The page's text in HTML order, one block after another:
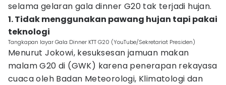
selama gelaran gala dinner G20 tak terjadi hujan.
1. Tidak menggunakan pawang hujan tapi pakai
teknologi
Tangkapan layar Gala Dinner KTT G20 (YouTube/Sekretariat Presiden)
Menurut Jokowi, kesuksesan jamuan makan
malam G20 di (GWK) karena penerapan rekayasa
cuaca oleh Badan Meteorologi, Klimatologi dan